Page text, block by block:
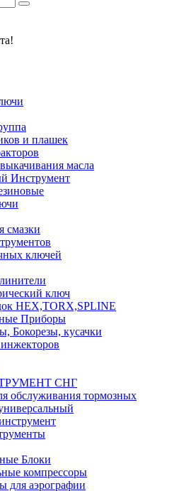
и плашек
масла
Инструмент
смазки
ключей
ключ
HEX,TORX,SPLINE
Приборы
Бокорезы, кусачки
СНГ
обслуживания тормозных
Блоки
компрессоры
для аэрографии